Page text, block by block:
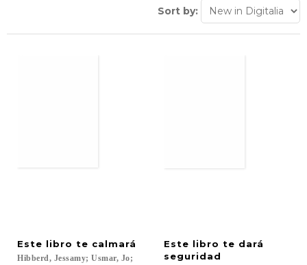
Sort by:
Este libro te calmará
Hibberd, Jessamy; Usmar, Jo;
Este libro te dará
seguridad